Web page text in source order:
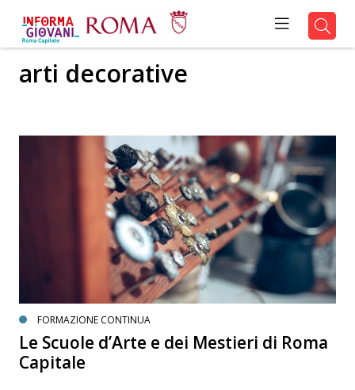
arti decorative
FORMAZIONE CONTINUA
Le Scuole d’Arte e dei Mestieri di Roma
Capitale